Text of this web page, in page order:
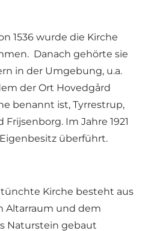
1536 wurde die Kirche
Danach gehörte sie
in der Umgebung, u.a.
der Ort Hovedgård
benannt ist, Tyrrestrup,
Im Jahre 1921
überführt.
Kirche besteht aus
Altarraum und dem
Naturstein gebaut